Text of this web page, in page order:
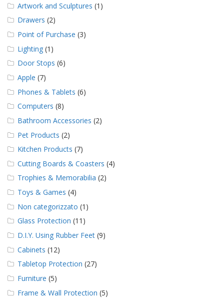
Artwork and Sculptures (1)
Drawers (2)
Point of Purchase (3)
Lighting (1)
Door Stops (6)
Apple (7)
Phones & Tablets (6)
Computers (8)
Bathroom Accessories (2)
Pet Products (2)
Kitchen Products (7)
Cutting Boards & Coasters (4)
Trophies & Memorabilia (2)
Toys & Games (4)
Non categorizzato (1)
Glass Protection (11)
D.I.Y. Using Rubber Feet (9)
Cabinets (12)
Tabletop Protection (27)
Furniture (5)
Frame & Wall Protection (5)